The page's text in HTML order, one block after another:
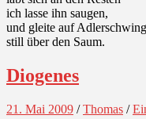
ich lasse ihn saugen,
und gleite auf
still über den Saum.
Diogenes
21. Mai 2009 /Thomas /